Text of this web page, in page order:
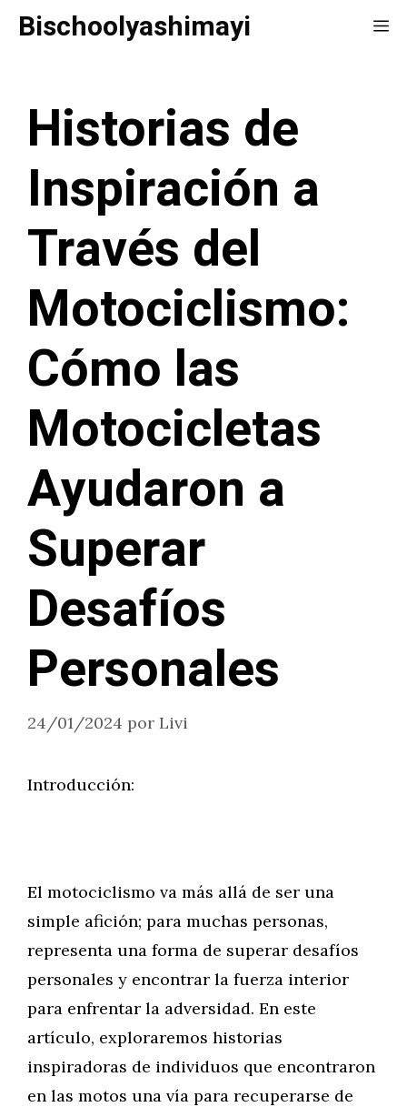
SaltarBischoolyashimayi
Historias de
Inspiración a
Través del
Motociclismo:
Cómo las
Motocicletas
Ayudaron a
Superar
Desafíos
Personales
24/01/2024 por Livi
Introducción:
El motociclismo va más allá de ser una
simple afición; para muchas personas,
representa una forma de superar desafíos
personales y encontrar la fuerza interior
para enfrentar la adversidad. En este
artículo, exploraremos historias
inspiradoras de individuos que encontraron
en las motos una vía para recuperarse de